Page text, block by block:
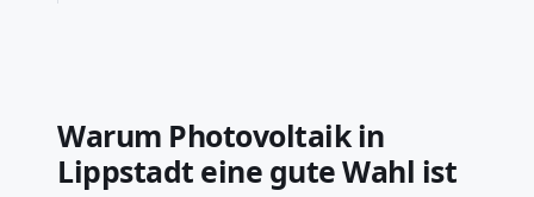
Warum Photovoltaik in
Lippstadt eine gute Wahl ist